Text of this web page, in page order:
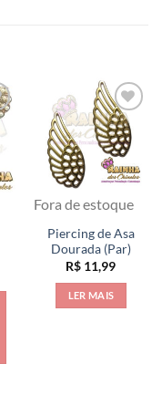
Fora de estoque
Piercing de Asa
Dourada (Par)
R$ 11,99
LER MAIS